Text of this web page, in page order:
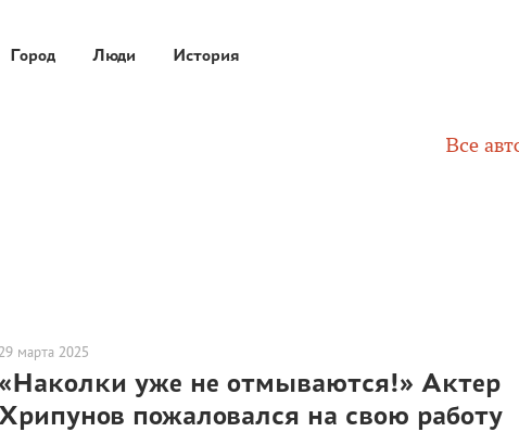
Город Люди История
Все
29 марта 2025
«Наколки уже не отмываются!» Актер
Хрипунов пожаловался на свою работу